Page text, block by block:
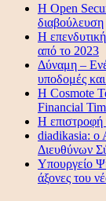
Η Open
διαβούλευση
Η
από το 2023
Δύναμη –
υποδομές
Η Cosmote
Financial
Η επιστροφή
diadikasia: ο
Διευθύνων
Υπουργείο
άξονες του